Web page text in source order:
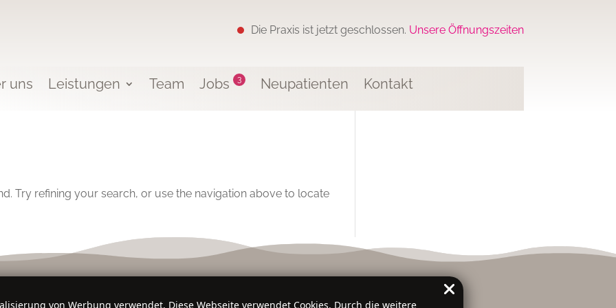
Die Praxis ist jetzt geschlossen. Unsere Öffnungszeiten
uns Leistungen Team Jobs 3 Neupatienten Kontakt
Try refining your search, or use the navigation above to locate
von Werbung verwendet. Diese Webseite verwendet Cookies. Durch die weitere